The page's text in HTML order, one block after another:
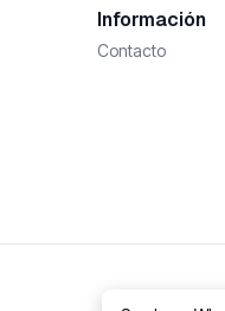
Información
Contacto